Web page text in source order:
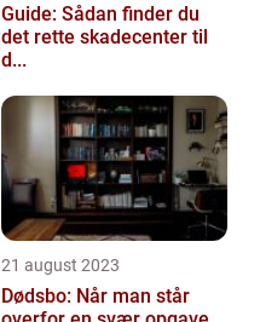
Guide: Sådan finder du
det rette skadecenter til
d...
21 august 2023
Dødsbo: Når man står